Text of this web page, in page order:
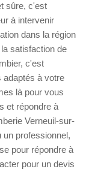
sûre, c'est
à intervenir
dans la région
satisfaction de
c'est
adaptés à votre
là pour vous
et répondre à
Verneuil-sur-
professionnel,
pour répondre à
pour un devis